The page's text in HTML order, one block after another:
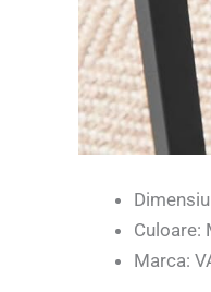
Culoare:
Marca: